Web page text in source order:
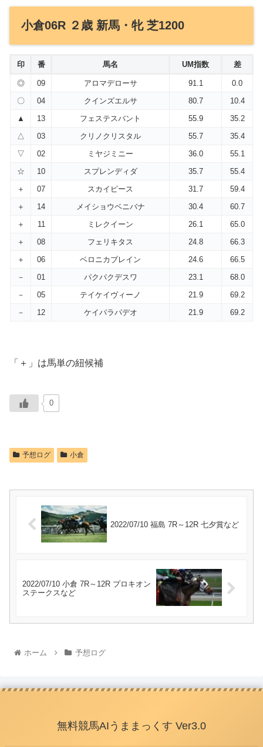
小倉06R ２歳 新馬・牝 芝1200
印 番 馬名 UM指数 差
◎ 09 アロマデローサ 91.1
0.0
〇
04 クインズエルサ 80.7
10.4
▲
13 フェステスバント 55.9
35.2
△
03 クリノクリスタル 55.7
35.4
▽
02 ミヤジミニー 36.0
55.1
☆
10 スプレンディダ 35.7
55.4
＋
07 スカイピース 31.7
59.4
＋
14 メイショウベニバナ 30.4
60.7
＋
11 ミレクイーン 26.1
65.0
＋
08 フェリキタス 24.8
66.3
＋
06 ベロニカブレイン 24.6
66.5
－
01 パクパクデスワ 23.1
68.0
－
05 テイケイヴィーノ 21.9
69.2
－
12 ケイパラパデオ 21.9 69.2
「＋」は馬単の紐候補
0
予想ログ 小倉
2022/07/10 福島 7R～12R 七夕賞など
2022/07/10 小倉 7R～12R プロキオン
ステークスなど
ホーム 予想ログ
無料競馬AIうままっくす Ver3.0